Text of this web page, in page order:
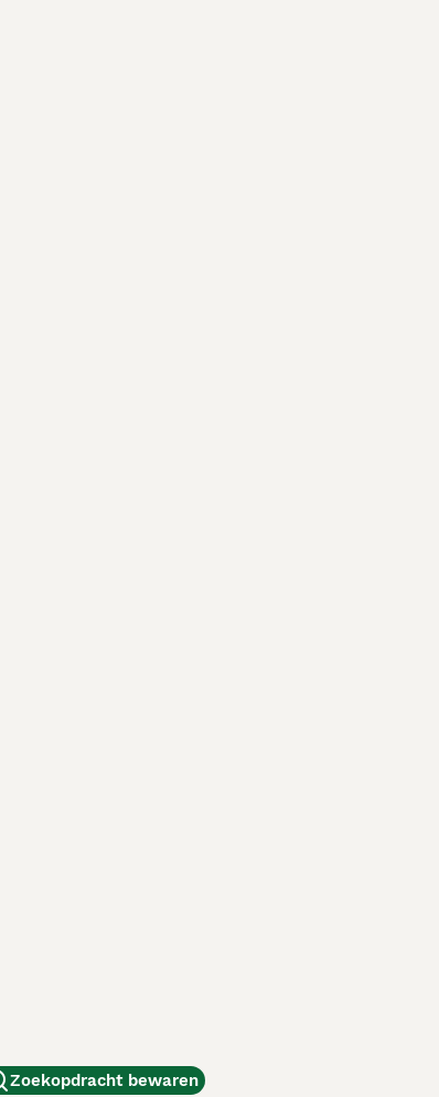
Zoekopdracht bewaren